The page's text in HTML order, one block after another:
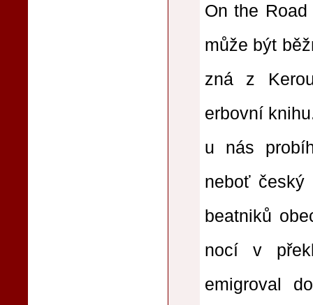
On the
může být
zná z
erbovní
u nás
neboť
beatniků
nocí v
emigroval